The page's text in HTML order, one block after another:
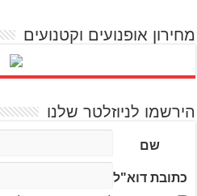
מחירון אופנועים וקטנועים
הירשמו לניוזלטר שלנו
שם
כתובת דוא"ל